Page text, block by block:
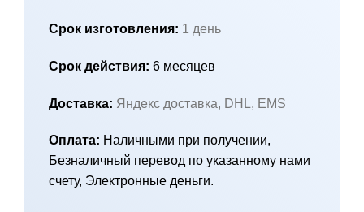
Срок изготовления: 1 день
Срок действия: 6 месяцев
Доставка: Яндекс доставка, DHL, EMS
Оплата: Наличными при получении,
Безналичный перевод по указанному нами
счету, Электронные деньги.